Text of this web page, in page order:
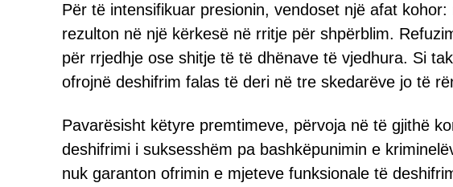
Për të intensifikuar presionin, vendoset një afat
rezulton në një kërkesë në rritje për shpërblim.
për rrjedhje ose shitje të të dhënave të vjedhura. Si
ofrojnë deshifrim falas të deri në tre skedarëve jo të
Pavarësisht këtyre premtimeve, përvoja në të gjithë
deshifrimi i suksesshëm pa bashkëpunimin e
nuk garanton ofrimin e mjeteve funksionale të